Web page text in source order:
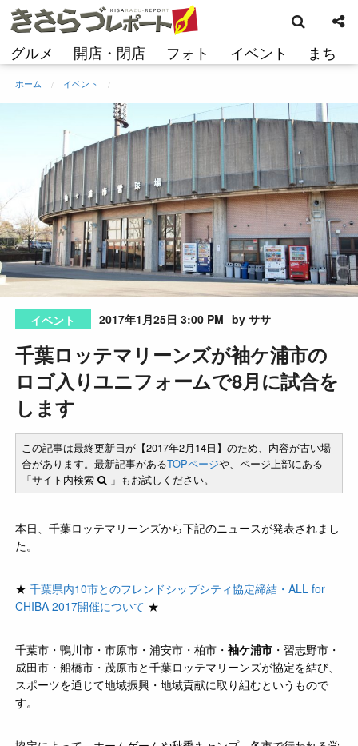
コ
ン
ン
へ
グルメ 開店・閉店 フォト イベント まち
索
ホーム イベント
イベント 2017年1月25日 3:00 PM by ササ
千葉ロッテマリーンズが袖ケ浦市の
ロゴ入りユニフォームで8月に試合を
します
この記事は最終更新日が【2017年2月14日】のため、内容が古い場
合があります。最新記事があるTOPページや、ページ上部にある
「サイト内検索
」もお試しください。
本日、千葉ロッテマリーンズから下記のニュースが発表されまし
た。
★千葉県内10市とのフレンドシップシティ協定締結・ALL for
CHIBA 2017開催について ★
千葉市・鴨川市・市原市・浦安市・柏市・袖ケ浦市 ・習志野市・
成田市・船橋市・茂原市と千葉ロッテマリーンズが協定を結び、
スポーツを通じて地域振興・地域貢献に取り組むというもので
す。